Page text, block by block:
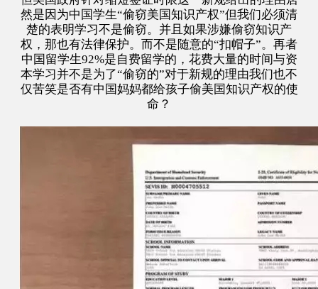
然是因为中国学生“偷窃美国知识产权”但我们必须清
楚的表明学习不是偷窃。并且如果涉嫌偷窃知识产
权，那也有法律保护。而不是随意的“扣帽子”。再者
中国留学生92%是自费留学的，花费大量的时间与资
本学习并不是为了“偷窃的”对于新规的理由我们也不
仅苦笑是否有中国妈妈都给孩子偷美国知识产权的使
命？